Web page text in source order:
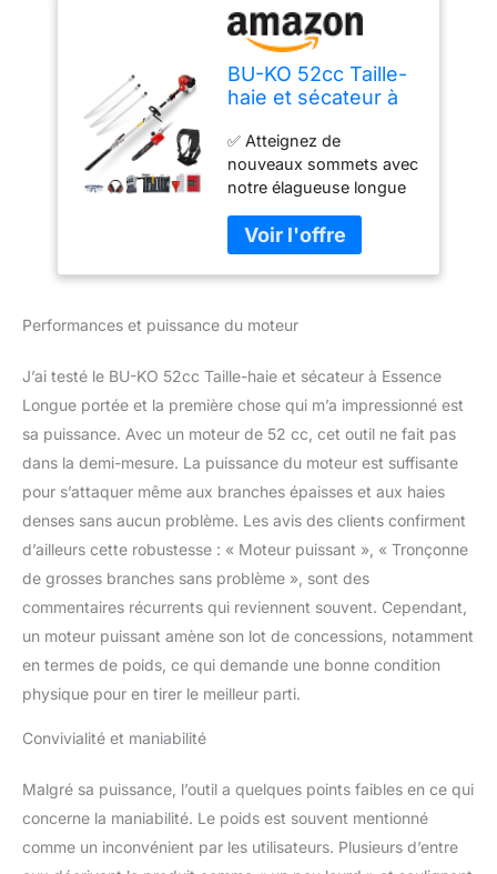
BU-KO 52cc Taille-
haie et sécateur à
portée avec
Manche
d'extension de 3 x
75 mm, Outil de
Jardinage Ultime
pour Couper de
précision, Tailler
avec facilité
✅ Atteignez de
nouveaux sommets avec
notre élagueuse longue
d'atteindre des hauteurs
allant jusqu'à 12 pieds
avec 2 perches
avec 3 perches
perche d'extension
mesure 75 cm de long,
conçue pour tailler et
élaguer facilement les
arbres et les branches
qui étaient auparavant
hors de portée. ✅ Taillez
d'accès sans effort :
Notre accessoire taille-
haie longue portée vous
permet de vous attaquer
buissons hauts,
atteignant des hauteurs
avec 3 perches
d'extension. Chaque
perche d'extension
Performances et puissance du moteur
J’ai testé le BU-KO 52cc Taille-haie et sécateur à Essence
Longue portée et la première chose qui m’a impressionné est
sa puissance. Avec un moteur de 52 cc, cet outil ne fait pas
dans la demi-mesure. La puissance du moteur est suffisante
pour s’attaquer même aux branches épaisses et aux haies
denses sans aucun problème. Les avis des clients confirment
d’ailleurs cette robustesse : « Moteur puissant », « Tronçonne
de grosses branches sans problème », sont des
commentaires récurrents qui reviennent souvent. Cependant,
un moteur puissant amène son lot de concessions, notamment
en termes de poids, ce qui demande une bonne condition
physique pour en tirer le meilleur parti.
Convivialité et maniabilité
Malgré sa puissance, l’outil a quelques points faibles en ce qui
concerne la maniabilité. Le poids est souvent mentionné
comme un inconvénient par les utilisateurs. Plusieurs d’entre